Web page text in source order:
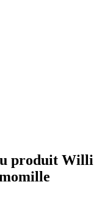
produit Willi